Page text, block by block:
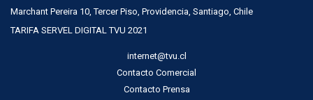
Marchant Pereira 10, Tercer Piso, Providencia, Santiago, Chile
TARIFA SERVEL DIGITAL TVU 2021
internet@tvu.cl
Contacto Comercial
Contacto Prensa